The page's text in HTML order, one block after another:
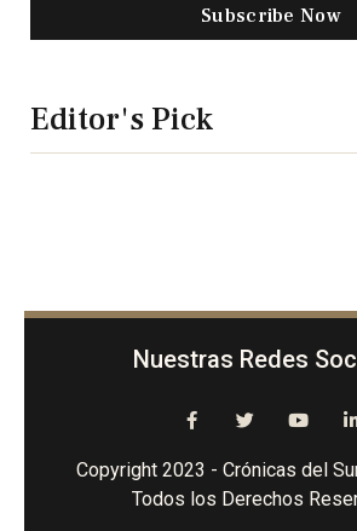
Subscribe Now
Editor's Pick
Nuestras Redes
Copyright 2023 - Crónicas del
Todos los Derechos